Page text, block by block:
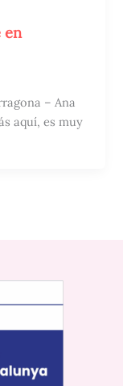
en
– Ana
aquí, es muy